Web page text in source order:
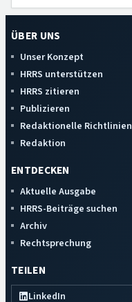
ÜBER UNS
Unser Konzept
HRRS unterstützen
HRRS zitieren
Publizieren
Redaktionelle Richtlinien
Redaktion
ENTDECKEN
Aktuelle Ausgabe
HRRS-Beiträge suchen
Archiv
Rechtsprechung
TEILEN
LinkedIn